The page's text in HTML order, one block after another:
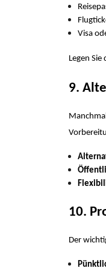
Visa
Legen
9.
10.
Der